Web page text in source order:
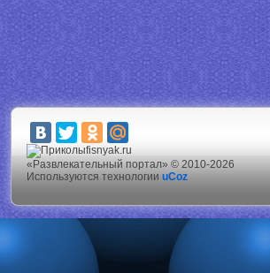
fisnyak.ru
«Развлекательный портал» © 2010-2026
Используются технологии uCoz